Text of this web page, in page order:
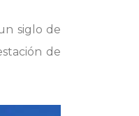
siglo de
de